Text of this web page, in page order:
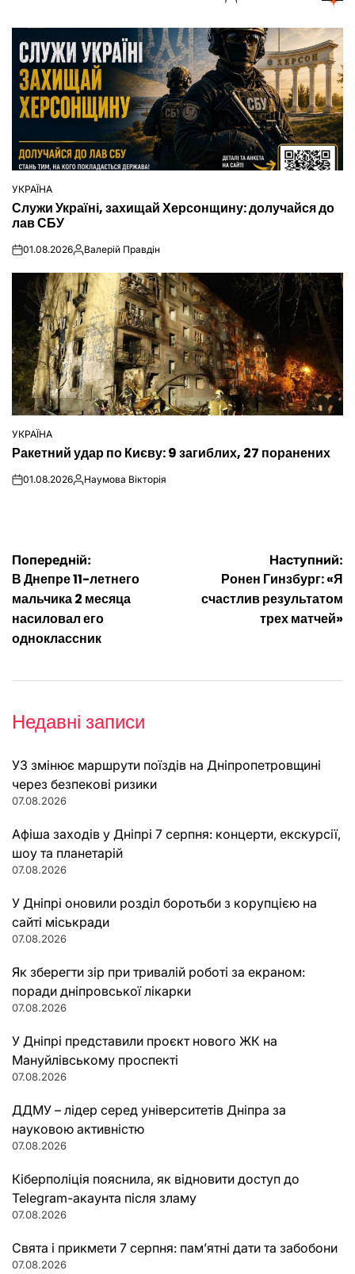
ОПУБЛІКУВАТИ
У
УКРАЇНА
Служи Україні, захищай Херсонщину: долучайся до
лав СБУ
on01.08.2026Опубліковано
Валерій Правдін
ОПУБЛІКУВАТИ
У
УКРАЇНА
Ракетний удар по Києву: 9 загиблих, 27 поранених
on01.08.2026Опубліковано
Наумова Вікторія
Навігація
записів
Попередній:
В Днепре 11-летнего
мальчика 2 месяца
насиловал его
одноклассник
Наступний:
Ронен Гинзбург: «Я
счастлив результатом
трех матчей»
Недавні записи
УЗ змінює маршрути поїздів на Дніпропетровщині
через безпекові ризики
07.08.2026
Афіша заходів у Дніпрі 7 серпня: концерти, екскурсії,
шоу та планетарій
07.08.2026
У Дніпрі оновили розділ боротьби з корупцією на
сайті міськради
07.08.2026
Як зберегти зір при тривалій роботі за екраном:
поради дніпровської лікарки
07.08.2026
У Дніпрі представили проєкт нового ЖК на
Мануйлівському проспекті
07.08.2026
ДДМУ – лідер серед університетів Дніпра за
науковою активністю
07.08.2026
Кіберполіція пояснила, як відновити доступ до
Telegram-акаунта після зламу
07.08.2026
Свята і прикмети 7 серпня: пам’ятні дати та забобони
07.08.2026